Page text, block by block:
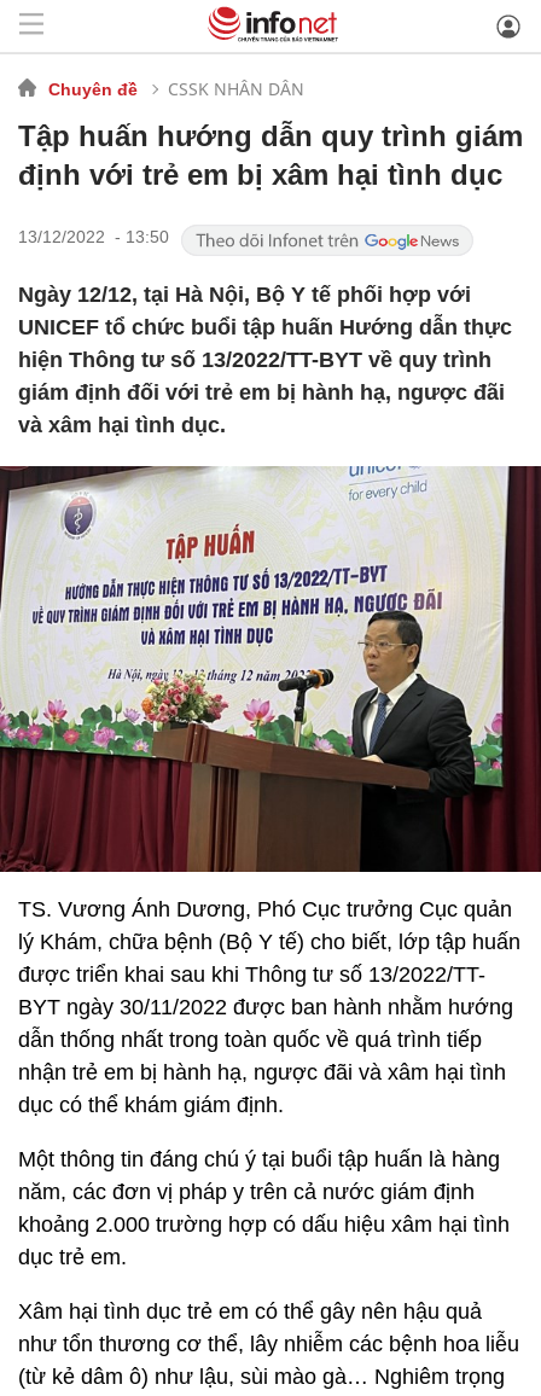
Chuyên đề CSSK NHÂN DÂN
Tập huấn hướng dẫn quy trình giám
định với trẻ em bị xâm hại tình dục
13/12/2022 - 13:50
Ngày 12/12, tại Hà Nội, Bộ Y tế phối hợp với
UNICEF tổ chức buổi tập huấn Hướng dẫn thực
hiện Thông tư số 13/2022/TT-BYT về quy trình
giám định đối với trẻ em bị hành hạ, ngược đãi
và xâm hại tình dục.
TS. Vương Ánh Dương, Phó Cục trưởng Cục quản
lý Khám, chữa bệnh (Bộ Y tế) cho biết, lớp tập huấn
được triển khai sau khi Thông tư số 13/2022/TT-
BYT ngày 30/11/2022 được ban hành nhằm hướng
dẫn thống nhất trong toàn quốc về quá trình tiếp
nhận trẻ em bị hành hạ, ngược đãi và xâm hại tình
dục có thể khám giám định.
Một thông tin đáng chú ý tại buổi tập huấn là hàng
năm, các đơn vị pháp y trên cả nước giám định
khoảng 2.000 trường hợp có dấu hiệu xâm hại tình
dục trẻ em.
Xâm hại tình dục trẻ em có thể gây nên hậu quả
như tổn thương cơ thể, lây nhiễm các bệnh hoa liễu
(từ kẻ dâm ô) như lậu, sùi mào gà… Nghiêm trọng